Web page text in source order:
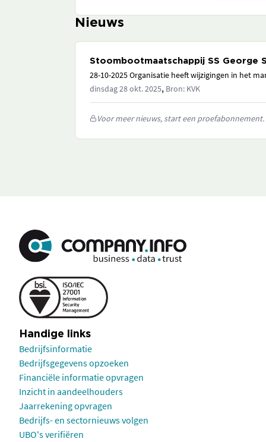
Nieuws
Stoombootmaatschappij SS George
28-10-2025 Organisatie heeft wijzigingen in het
dinsdag 28 okt. 2025, Bron: KVK
Voor meer nieuws, start een proefabonnement.
Handige links
Bedrijfsinformatie
Bedrijfsgegevens opzoeken
Financiële informatie opvragen
Inzicht in aandeelhouders
Jaarrekening opvragen
Bedrijfs- en sectornieuws volgen
UBO's verifiëren